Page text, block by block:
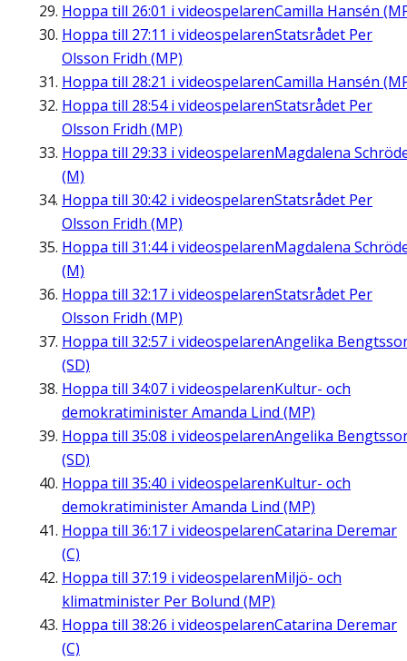
Hoppa till 26:01 i videospelarenCamilla Hansén
Hoppa till 27:11 i videospelarenStatsrådet Per
Olsson Fridh (MP)
Hoppa till 28:21 i videospelarenCamilla Hansén
Hoppa till 28:54i videospelarenStatsrådet Per
Olsson Fridh (MP)
Hoppa till 29:33 i videospelarenMagdalena
(M)
Hoppa till 30:42 i videospelarenStatsrådet Per
Olsson Fridh (MP)
Hoppa till 31:44i videospelarenMagdalena
(M)
Hoppa till 32:17 i videospelarenStatsrådet Per
Olsson Fridh (MP)
Hoppa till 32:57 i videospelarenAngelika
(SD)
Hoppa till 34:07 i videospelarenKultur- och
demokratiminister Amanda Lind (MP)
Hoppa till 35:08 i videospelarenAngelika
(SD)
Hoppa till 35:40 i videospelarenKultur- och
demokratiminister Amanda Lind (MP)
Hoppa till 36:17 i videospelarenCatarina Deremar
(C)
Hoppa till 37:19 i videospelarenMiljö- och
klimatminister Per Bolund (MP)
Hoppa till 38:26 i videospelarenCatarina Deremar
(C)